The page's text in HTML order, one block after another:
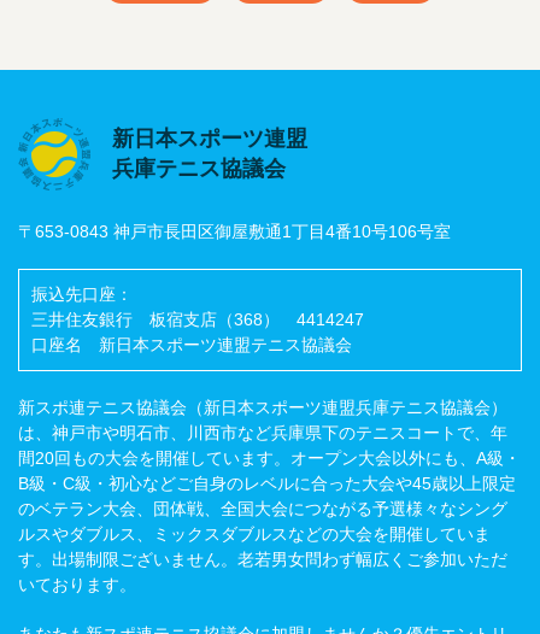
新日本スポーツ連盟
兵庫テニス協議会
〒653-0843 神戸市長田区御屋敷通1丁目4番10号106号室
振込先口座：
三井住友銀行 板宿支店（368） 4414247
口座名 新日本スポーツ連盟テニス協議会
新スポ連テニス協議会（新日本スポーツ連盟兵庫テニス協議会）
は、神戸市や明石市、川西市など兵庫県下のテニスコートで、年
間20回もの大会を開催しています。オープン大会以外にも、A級・
B級・C級・初心などご自身のレベルに合った大会や45歳以上限定
のベテラン大会、団体戦、全国大会につながる予選様々なシング
ルスやダブルス、ミックスダブルスなどの大会を開催していま
す。出場制限ございません。老若男女問わず幅広くご参加いただ
いております。